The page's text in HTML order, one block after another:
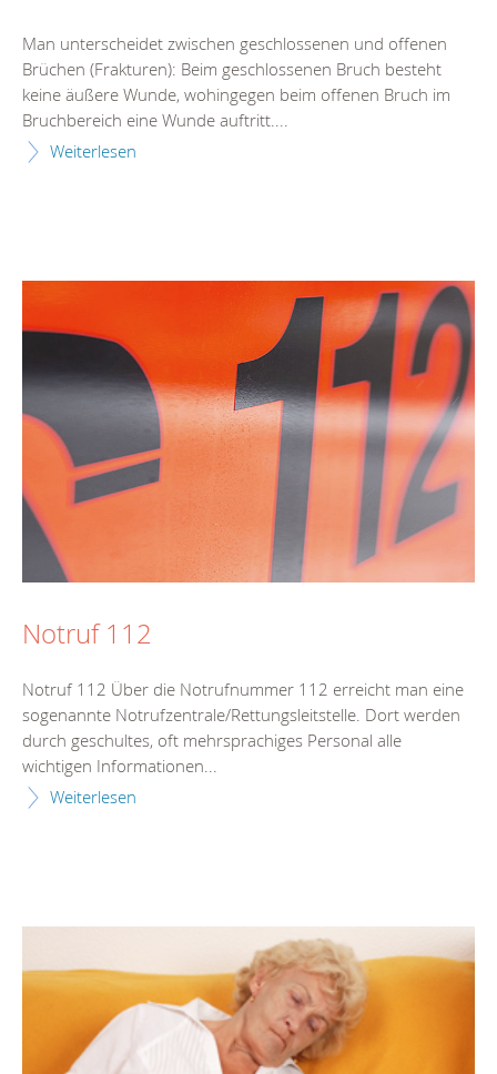
Man unterscheidet zwischen geschlossenen und offenen
Brüchen (Frakturen): Beim geschlossenen Bruch besteht
keine äußere Wunde, wohingegen beim offenen Bruch im
Bruchbereich eine Wunde auftritt....
Weiterlesen
Notruf 112
Notruf 112 Über die Notrufnummer 112 erreicht man eine
sogenannte Notrufzentrale/Rettungsleitstelle. Dort werden
durch geschultes, oft mehrsprachiges Personal alle
wichtigen Informationen...
Weiterlesen